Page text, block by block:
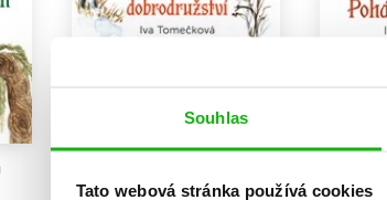
Souhlas
Tato webová stránka používá cookies
Iva Tomečková